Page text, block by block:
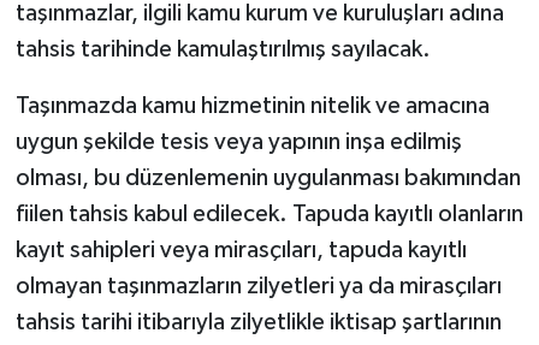
taşınmazlar, ilgili kamu kurum ve kuruluşları adına
tahsis tarihinde kamulaştırılmış sayılacak.
Taşınmazda kamu hizmetinin nitelik ve amacına
uygun şekilde tesis veya yapının inşa edilmiş
olması, bu düzenlemenin uygulanması bakımından
fiilen tahsis kabul edilecek. Tapuda kayıtlı olanların
kayıt sahipleri veya mirasçıları, tapuda kayıtlı
olmayan taşınmazların zilyetleri ya da mirasçıları
tahsis tarihi itibarıyla zilyetlikle iktisap şartlarının